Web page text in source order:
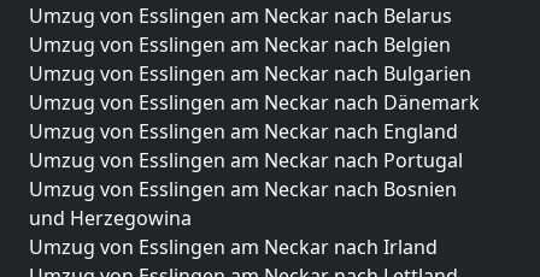
Umzug von Esslingen am Neckar nach Belarus
Umzug von Esslingen am Neckar nach Belgien
Umzug von Esslingen am Neckar nach Bulgarien
Umzug von Esslingen am Neckar nach Dänemark
Umzug von Esslingen am Neckar nach England
Umzug von Esslingen am Neckar nach Portugal
Umzug von Esslingen am Neckar nach Bosnien
und Herzegowina
Umzug von Esslingen am Neckar nach Irland